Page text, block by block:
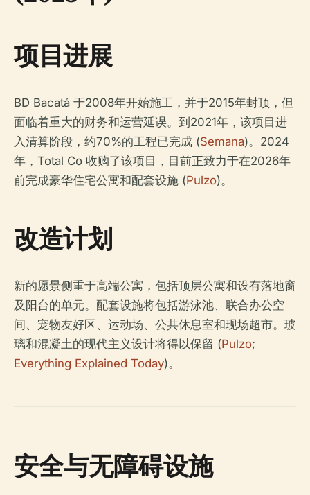
项目进展
BD Bacatá 于2008年开始施工，并于2015年封顶，但
面临着重大的财务和运营延误。到2021年，该项目进
入清算阶段，约70%的工程已完成 (Semana)。2024
年，Total Co 收购了该项目，目前正致力于在2026年
前完成豪华住宅公寓和配套设施 (Pulzo)。
改造计划
新的愿景侧重于高端公寓，包括顶层公寓和设有落地窗
及阳台的单元。配套设施将包括游泳池、联合办公空
间、宠物友好区、运动场、公共休息室和现场超市。玻
璃和混凝土的现代主义设计将得以保留 (Pulzo;
Everything Explained Today)。
安全与无障碍设施